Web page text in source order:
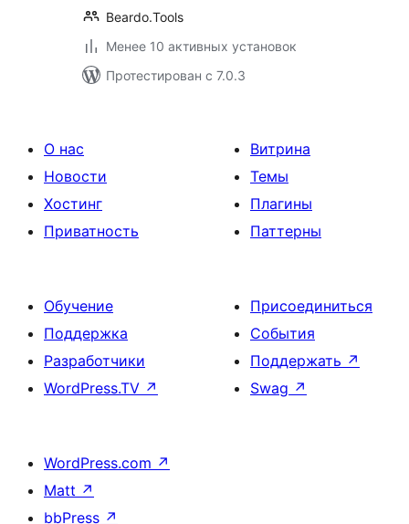
Beardo.Tools
Менее 10 активных установок
Протестирован с 7.0.3
О нас
Новости
Хостинг
Приватность
Витрина
Темы
Плагины
Паттерны
Обучение
Поддержка
Разработчики
WordPress.TV ↗
Присоединиться
События
Поддержать ↗
Swag ↗
WordPress.com ↗
Matt ↗
bbPress ↗